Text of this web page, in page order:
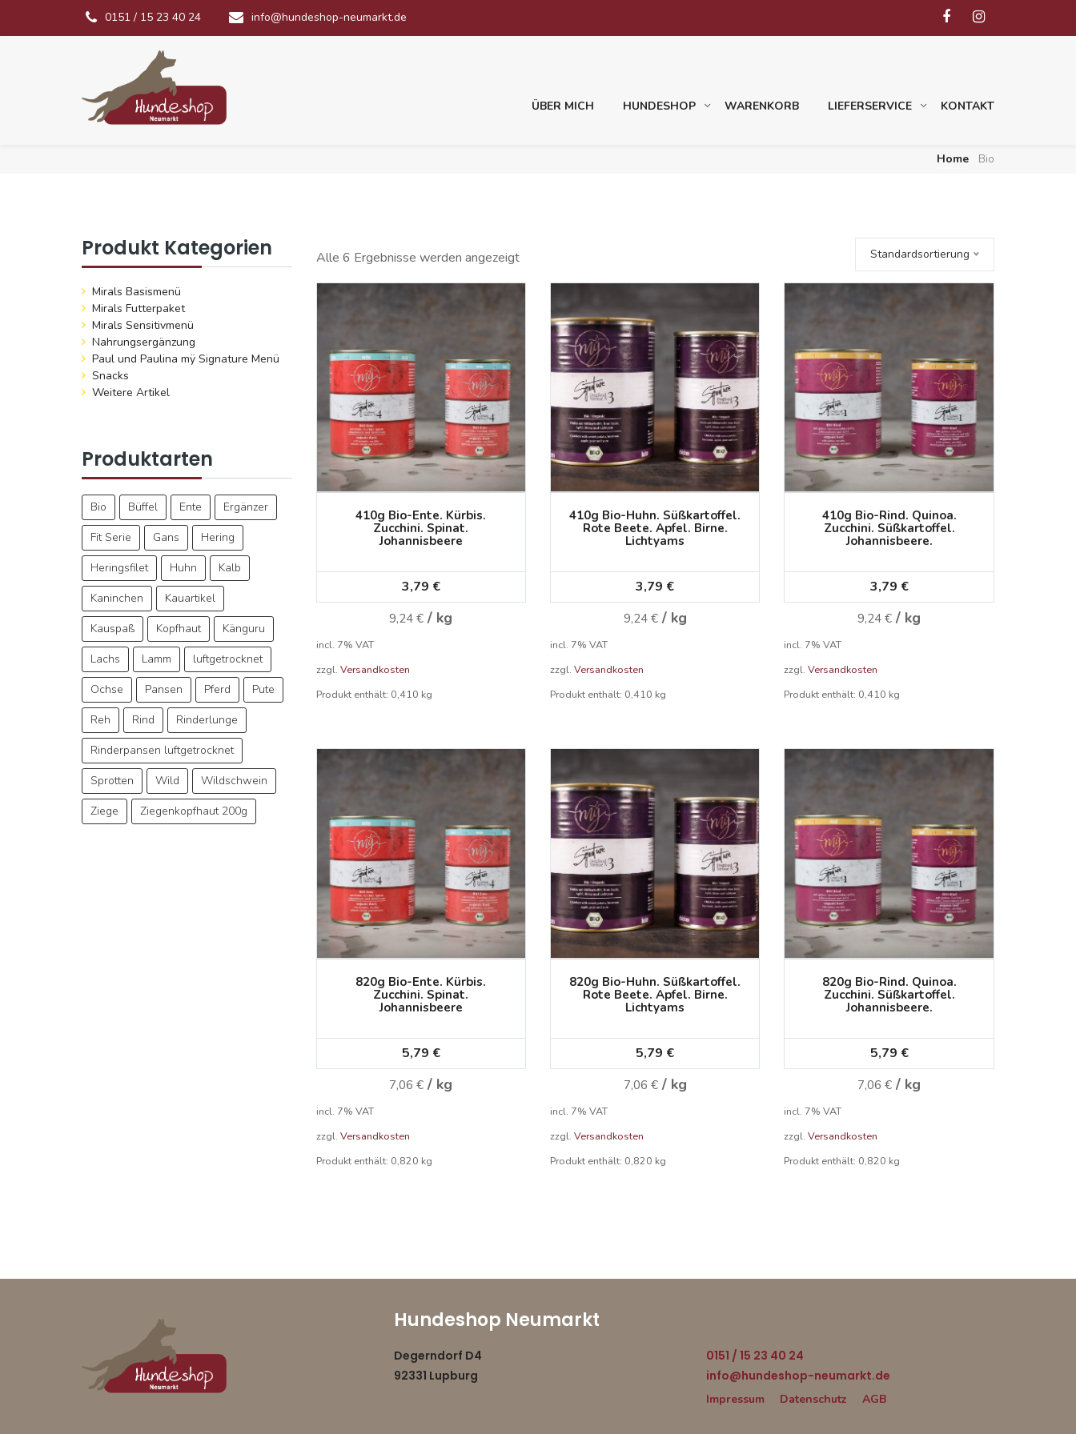
0151 / 15 23 40 24 info@hundeshop-neumarkt.de
ÜBER MICH HUNDESHOP WARENKORB LIEFERSERVICE KONTAKT
Home Bio
Produkt Kategorien
Mirals Basismenü
Mirals Futterpaket
Mirals Sensitivmenü
Nahrungsergänzung
Paul und Paulina mÿ Signature Menü
Snacks
Weitere Artikel
Produktarten
Bio Büffel Ente
Ergänzer
Fit Serie
Gans
Hering
Heringsfilet
Huhn
Kalb
Kaninchen
Kauartikel
Kauspaß
Kopfhaut
Känguru
Lachs
Lamm
luftgetrocknet
Ochse
Pansen Pferd
Pute
Reh
Rind
Rinderlunge
Rinderpansen luftgetrocknet
Sprotten
Wild
Wildschwein
Ziege
Ziegenkopfhaut 200g
Alle 6 Ergebnisse werden angezeigt Standardsortierung
410g Bio-Ente. Kürbis.
Zucchini. Spinat.
Johannisbeere
3,79 €
9,24€ / kg
incl. 7% VAT
zzgl. Versandkosten
Produkt enthält: 0,410 kg
410g Bio-Huhn. Süßkartoffel.
Rote Beete. Apfel. Birne.
Lichtyams
3,79 €
9,24 €/ kg
incl. 7% VAT
zzgl. Versandkosten
Produkt enthält: 0,410 kg
410g Bio-Rind. Quinoa.
Zucchini. Süßkartoffel.
Johannisbeere.
3,79 €
9,24€ / kg
incl. 7% VAT
zzgl.Versandkosten
Produkt enthält: 0,410 kg
820g Bio-Ente. Kürbis.
Zucchini. Spinat.
Johannisbeere
5,79 €
7,06€ / kg
incl. 7% VAT
zzgl. Versandkosten
Produkt enthält: 0,820 kg
820g Bio-Huhn. Süßkartoffel.
Rote Beete. Apfel. Birne.
Lichtyams
5,79 €
7,06 €/ kg
incl. 7% VAT
zzgl. Versandkosten
Produkt enthält: 0,820 kg
820g Bio-Rind. Quinoa.
Zucchini. Süßkartoffel.
Johannisbeere.
5,79 €
7,06€ / kg
incl. 7% VAT
zzgl.Versandkosten
Produkt enthält: 0,820 kg
Hundeshop Neumarkt
Degerndorf D4
92331 Lupburg
0151 / 15 23 40 24
info@hundeshop-neumarkt.de
Impressum Datenschutz AGB